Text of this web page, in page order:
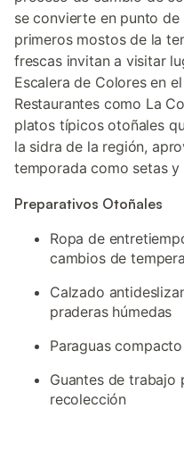
se convierte en punto
primeros mostos de la
frescas invitan a visitar
Escalera de Colores en
Restaurantes como La
platos típicos otoñales
la sidra de la región,
temporada como setas y
Preparativos Otoñales
Ropa de
cambios de
Calzado
praderas húmedas
Paraguas
Guantes de trabajo
recolección